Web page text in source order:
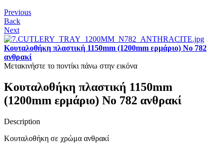
Previous
Back
Next
Kουταλοθήκη πλαστική 1150mm (1200mm ερμάριο) Νο 782
ανθρακί
Μετακινήστε το ποντίκι πάνω στην εικόνα
Kουταλοθήκη πλαστική 1150mm
(1200mm ερμάριο) Νο 782 ανθρακί
Description
Κουταλοθήκη σε χρώμα ανθρακί